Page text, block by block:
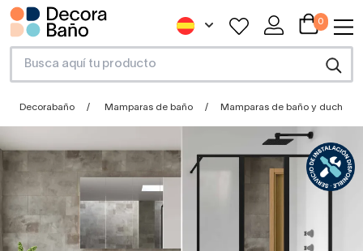
0
Decorabaño Mamparas de baño Mamparas de baño y ducha a